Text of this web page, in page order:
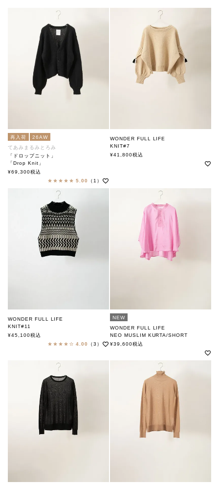
再入荷
26AW
てあみまるみとろみ
「ドロップニット」
「Drop Knit」
soutiencollar(ステンカラー)
¥69,300税込
5.00
（1）
WONDER FULL LIFE
KNIT#7
ワンダフルライフ
¥41,800税込
WONDER FULL LIFE
KNIT#11
ワンダフルライフ
¥45,100税込
4.00
（3）
NEW
WONDER FULL LIFE
NEO MUSLIM KURTA/SHORT
ワンダフルライフ
¥39,600税込